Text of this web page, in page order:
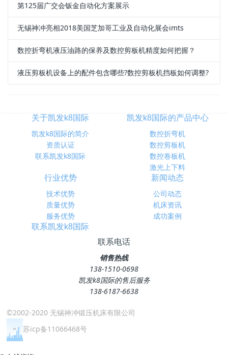
第125届广交会钣金自动化方案展示
无锡神冲亮相2018美国芝加哥工业及自动化展会imts
数控折弯机液压油路的保养及数控剪板机精度如何把握？
液压剪板机设备上的配件包含哪些?数控剪板机挡板如何调整?
关于凯发k8国际
凯发k8国际的简介
资质认证
联系凯发k8国际
凯发k8国际的产品中心
数控折弯机
数控剪板机
数控卷板机
激光上下料
行业优势
技术优势
质量优势
服务优势
新闻动态
公司动态
机床资讯
成功案例
联系凯发k8国际
联系电话
销售热线
138-1510-0698
凯发k8国际的售后服务
138-6187-6638
©2002-2020 无锡神冲锻压机床有限公司
苏icp备11066468号